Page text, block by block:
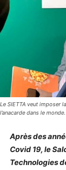
Le SIETTA veut imposer
l’anacarde dans le monde.
Après des
Covid 19, le
Technologies